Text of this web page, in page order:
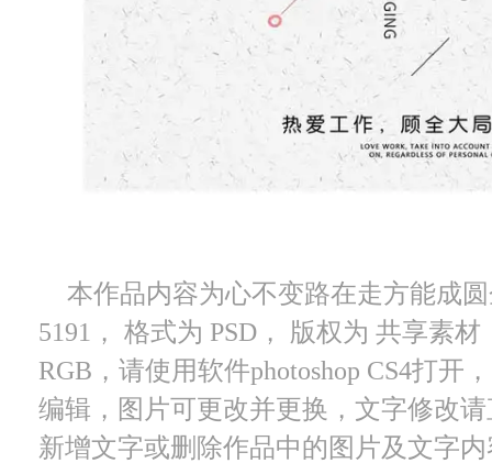
本作品内容为心不变路在走方能成
5191， 格式为 PSD， 版权为 共享素
RGB，请使用软件photoshop CS4打开
编辑，图片可更改并更换，文字修改
新增文字或删除作品中的图片及文字